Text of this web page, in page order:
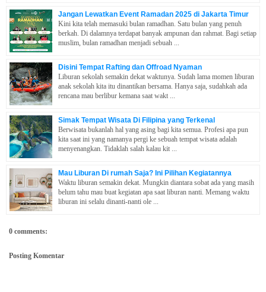
Jangan Lewatkan Event Ramadan 2025 di Jakarta Timur
Kini kita telah memasuki bulan ramadhan. Satu bulan yang penuh
berkah. Di dalamnya terdapat banyak ampunan dan rahmat. Bagi setiap
muslim, bulan ramadhan menjadi sebuah ...
Disini Tempat Rafting dan Offroad Nyaman
Liburan sekolah semakin dekat waktunya. Sudah lama momen liburan
anak sekolah kita itu dinantikan bersama. Hanya saja, sudahkah ada
rencana mau berlibur kemana saat wakt ...
Simak Tempat Wisata Di Filipina yang Terkenal
Berwisata bukanlah hal yang asing bagi kita semua. Profesi apa pun
kita saat ini yang namanya pergi ke sebuah tempat wisata adalah
menyenangkan. Tidaklah salah kalau kit ...
Mau Liburan Di rumah Saja? Ini Pilihan Kegiatannya
Waktu liburan semakin dekat. Mungkin diantara sobat ada yang masih
belum tahu mau buat kegiatan apa saat liburan nanti. Memang waktu
liburan ini selalu dinanti-nanti ole ...
0 comments:
Posting Komentar